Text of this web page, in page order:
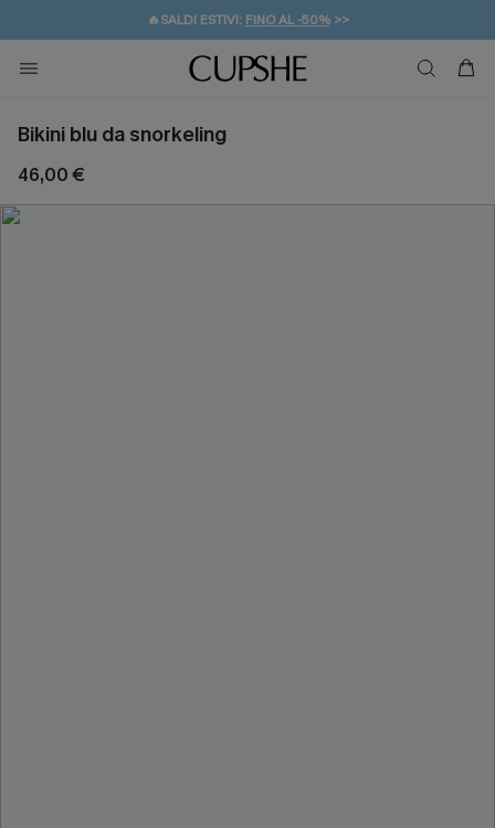
🔥SALDI ESTIVI: FINO AL -50%>>
🚚SPEDIZIONE GRATUITA DA 49€
💌REGALO PER I NUOVI: 20% DI SCONTO*
Bikini blu da snorkeling
46,00 €